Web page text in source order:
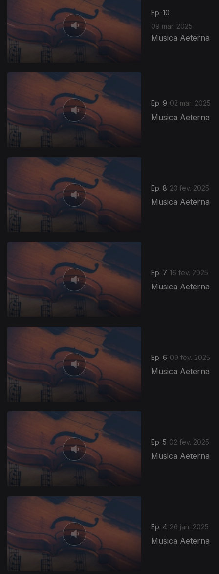
Ep. 10
09 mar. 2025
Musica Aeterna
Ep. 9 02 mar. 2025
Musica Aeterna
Ep. 8 23 fev. 2025
Musica Aeterna
Ep. 7 16 fev. 2025
Musica Aeterna
Ep. 6 09 fev. 2025
Musica Aeterna
Ep. 5 02 fev. 2025
Musica Aeterna
Ep. 4 26 jan. 2025
Musica Aeterna